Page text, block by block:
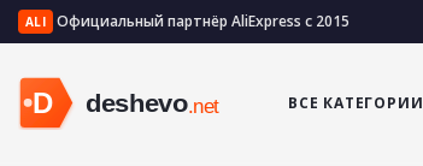
ALI Официальный партнёр AliExpress с 2015
ВСЕ КАТЕГОРИИ